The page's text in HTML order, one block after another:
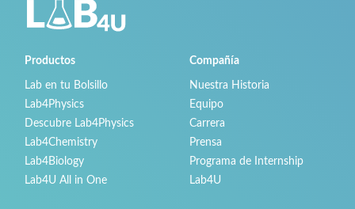
Productos
Lab en tu Bolsillo
Lab4Physics
Descubre Lab4Physics
Lab4Chemistry
Lab4Biology
Lab4U All in One
Compañía
Nuestra Historia
Equipo
Carrera
Prensa
Programa de Internship
Lab4U